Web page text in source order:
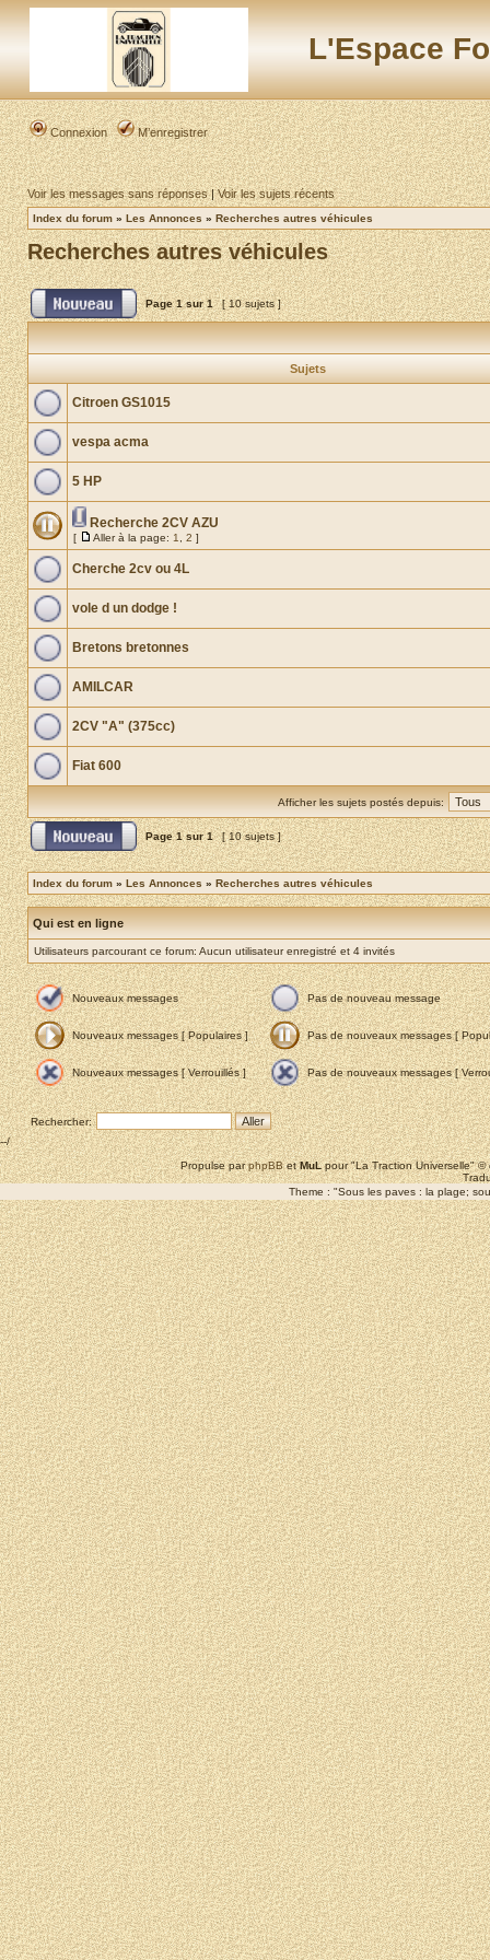
L'Espace
Connexion M’enregistrer
Voir les messages sans réponses|Voir les sujets récents
Index du forum » Les Annonces » Recherches autres véhicules
Recherches autres véhicules
Page1sur1 [ 10 sujets ]
Sujets
Citroen GS1015
vespa acma
5 HP
Recherche 2CV AZU
[ Aller à la page: 1 2 ]
Cherche 2cv ou 4L
vole d un dodge !
Bretons bretonnes
AMILCAR
2CV "A" (375cc)
Fiat 600
Afficher les sujets postés depuis:
Page1sur1 [ 10 sujets ]
Index du forum » Les Annonces » Recherches autres véhicules
Qui est en ligne
Utilisateurs parcourant ce forum: Aucun utilisateur enregistré et 4 invités
Nouveaux messages Pas de nouveau message
Nouveaux messages [ Populaires ] Pas de nouveaux messages [
Nouveaux messages [ Verrouillés ] Pas de nouveaux messages [
Rechercher:
--/
Propulse parphpBBetMuLpour "La Traction Universelle"
Theme : "Sous les paves : la plage;